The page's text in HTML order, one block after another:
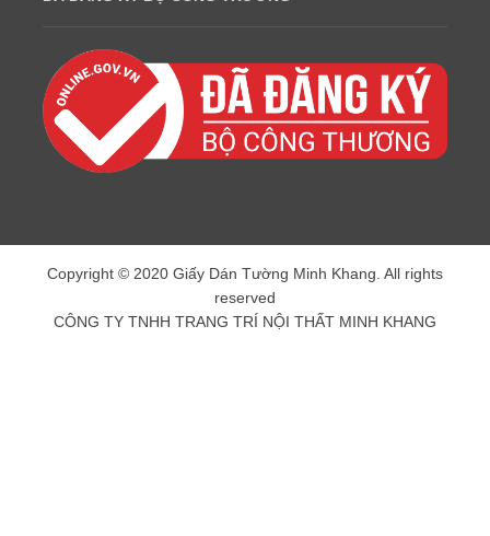
Copyright © 2020 Giấy Dán Tường Minh Khang. All rights
reserved
CÔNG TY TNHH TRANG TRÍ NỘI THẤT MINH KHANG